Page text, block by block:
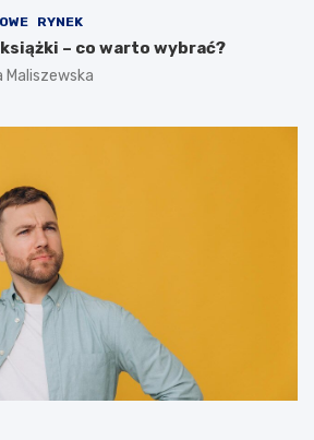
RYNEK
– co warto wybrać?
Maliszewska